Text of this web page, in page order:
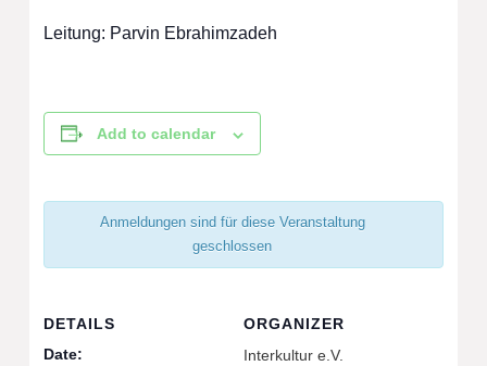
Leitung: Parvin Ebrahimzadeh
Add to calendar
DETAILS
Date:
ORGANIZER
Interkultur e.V.
Anmeldungen sind für diese Veranstaltung
geschlossen